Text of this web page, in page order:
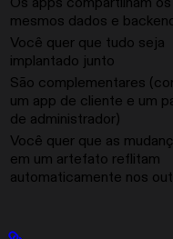
mesmos dados e
Você quer que tudo seja
implantado junto
São complementares
um app de cliente e um
de administrador)
Você quer que as
em um artefato reflitam
automaticamente nos